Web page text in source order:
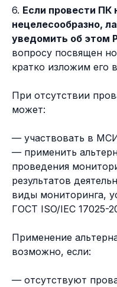
6. Если провести ПК
нецелесообразно,
уведомить об этом
вопросу посвящен
кратко изложим его
При отсутствии
может:
— участвовать в
— применить
проведения
результатов
виды мониторинга,
ГОСТ ISO/IEC 17025-
Применение
возможно, если:
— отсутствуют